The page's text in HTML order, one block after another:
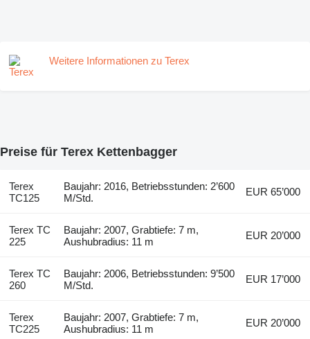
Weitere Informationen zu Terex
Preise für Terex Kettenbagger
Terex
TC125
Baujahr: 2016, Betriebsstunden: 2’600
M/Std.
EUR 65’000
Terex TC
225
Baujahr: 2007, Grabtiefe: 7 m,
Aushubradius: 11 m
EUR 20’000
Terex TC
260
Baujahr: 2006, Betriebsstunden: 9’500
M/Std.
EUR 17’000
Terex
TC225
Baujahr: 2007, Grabtiefe: 7 m,
Aushubradius: 11 m
EUR 20’000